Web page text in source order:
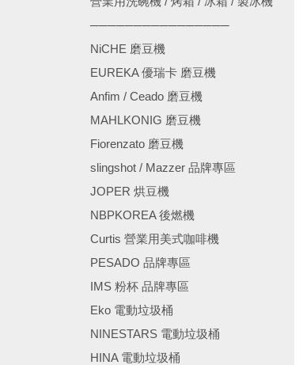
────────────────
NiCHE 磨豆機
EUREKA 優瑞卡 磨豆機
Anfim / Ceado 磨豆機
MAHLKONIG 磨豆機
Fiorenzato 磨豆機
slingshot / Mazzer 品牌專區
JOPER 烘豆機
NBPKOREA 後燃機
Curtis 營業用美式咖啡機
PESADO 品牌專區
IMS 粉杯 品牌專區
Eko 電動垃圾桶
NINESTARS 電動垃圾桶
HINA 電動垃圾桶